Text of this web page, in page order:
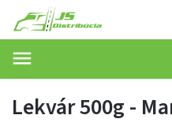
Lekvár 500g -